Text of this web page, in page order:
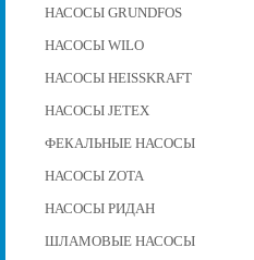
НАСОСЫ GRUNDFOS
НАСОСЫ WILO
НАСОСЫ HEISSKRAFT
НАСОСЫ JETEX
ФЕКАЛЬНЫЕ НАСОСЫ
НАСОСЫ ZOTA
НАСОСЫ РИДАН
ШЛАМОВЫЕ НАСОСЫ